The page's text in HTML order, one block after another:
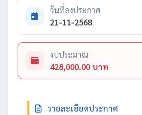
วันที่ลงประกาศ
21-11-2568
งบประมาณ
428,000.00 บาท
รายละเอียดประกาศ